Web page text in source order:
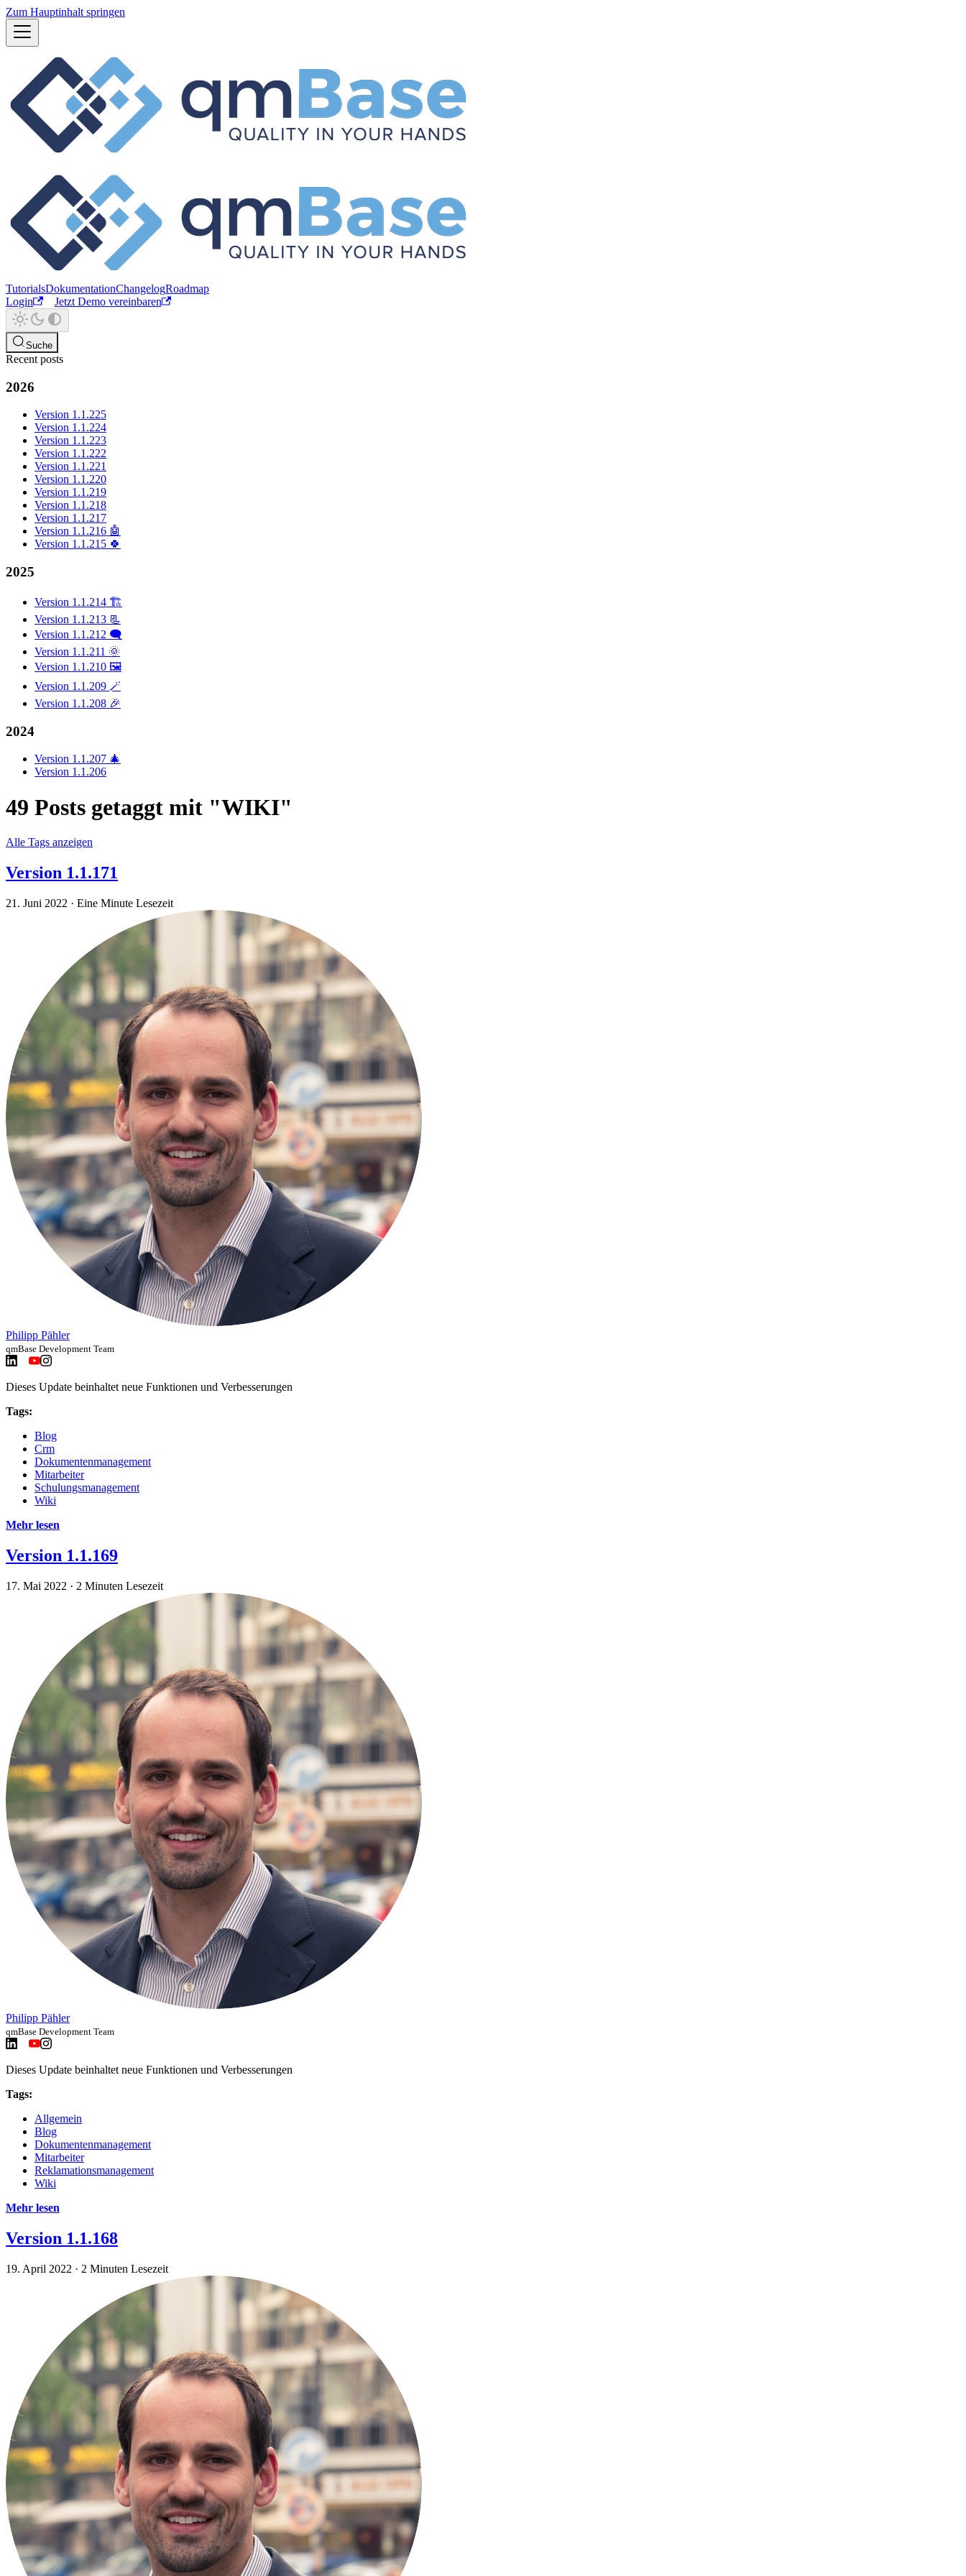
Zum Hauptinhalt springen
TutorialsDokumentationChangelogRoadmap
Login
Jetzt Demo vereinbaren
Suche
Recent posts
2026
Version 1.1.225
Version 1.1.224
Version 1.1.223
Version 1.1.222
Version 1.1.221
Version 1.1.220
Version 1.1.219
Version 1.1.218
Version 1.1.217
Version 1.1.216 🤖
Version 1.1.215 🍀
2025
Version 1.1.214 🏗️
Version 1.1.213 📃
Version 1.1.212 🗨️
Version 1.1.211 🌞
Version 1.1.210 🖼️
Version 1.1.209 🪄
Version 1.1.208 🎉
2024
Version 1.1.207 🎄
Version 1.1.206
49 Posts getaggt mit "WIKI"
Alle Tags anzeigen
Version 1.1.171
21. Juni 2022 · Eine Minute Lesezeit
Philipp Pähler
qmBase Development Team
Dieses Update beinhaltet neue Funktionen und Verbesserungen
Tags:
Blog
Crm
Dokumentenmanagement
Mitarbeiter
Schulungsmanagement
Wiki
Mehr lesen
Version 1.1.169
17. Mai 2022 · 2 Minuten Lesezeit
Philipp Pähler
qmBase Development Team
Dieses Update beinhaltet neue Funktionen und Verbesserungen
Tags:
Allgemein
Blog
Dokumentenmanagement
Mitarbeiter
Reklamationsmanagement
Wiki
Mehr lesen
Version 1.1.168
19. April 2022 · 2 Minuten Lesezeit